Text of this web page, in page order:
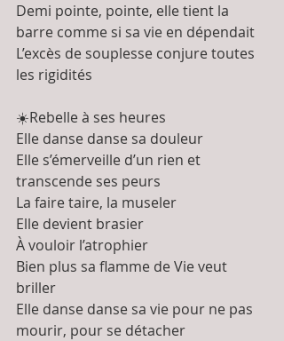
Demi pointe, pointe, elle tient la
barre comme si sa vie en dépendait
L’excès de souplesse conjure toutes
les rigidités
☀️Rebelle à ses heures
Elle danse danse sa douleur
Elle s’émerveille d’un rien et
transcende ses peurs
La faire taire, la museler
Elle devient brasier
À vouloir l’atrophier
Bien plus sa flamme de Vie veut
briller
Elle danse danse sa vie pour ne pas
mourir, pour se détacher